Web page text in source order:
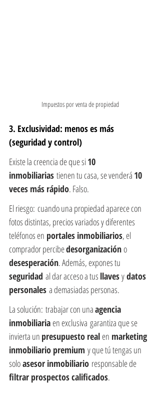
Impuestos por venta de propiedad
3. Exclusividad: menos es más
(seguridad y control)
Existe la creencia de que si 10
inmobiliarias tienen tu casa, se venderá 10
veces más rápido. Falso.
El riesgo: cuando una propiedad aparece con
fotos distintas, precios variados y diferentes
teléfonos en portales inmobiliarios, el
comprador percibe desorganización o
desesperación. Además, expones tu
seguridad al dar acceso a tus llaves y datos
personales a demasiadas personas.
La solución: trabajar con una agencia
inmobiliaria en exclusiva garantiza que se
invierta un presupuesto real en marketing
inmobiliario premium y que tú tengas un
solo asesor inmobiliario responsable de
filtrar prospectos calificados.